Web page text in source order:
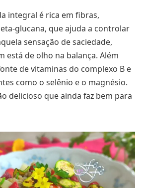
integral é rica em fibras,
glucana, que ajuda a controlar
sensação de saciedade,
está de olho na balança. Além
de vitaminas do complexo B e
como o selênio e o magnésio.
delicioso que ainda faz bem para